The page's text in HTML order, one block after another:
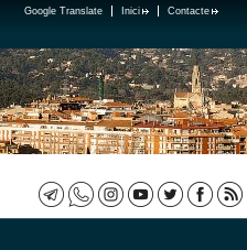
Contacte
Inici
Google Translate